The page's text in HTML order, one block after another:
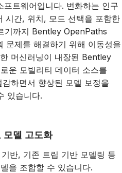
트웨어입니다. 변화하는 인구
시간, 위치, 모드 선택을 포함한
기까지 Bentley OpenPaths
문제를 해결하기 위해 이동성을
머신러닝이 내장된 Bentley
운 모빌리티 데이터 소스를
하면서 향상된 모델 보정을
있습니다.
모델 고도화
반, 기존 트립 기반 모델링 등
을 조합할 수 있습니다.